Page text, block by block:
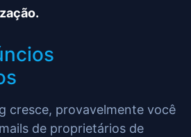
cresce, provavelmente você
de proprietários de